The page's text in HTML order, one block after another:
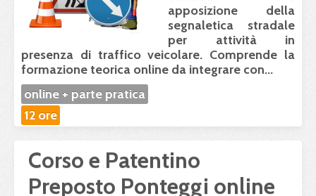
apposizione della
segnaletica stradale
per attività in
presenza di traffico veicolare. Comprende la
formazione teorica online da integrare con...
online + parte pratica
12 ore
Corso e Patentino
Preposto Ponteggi online